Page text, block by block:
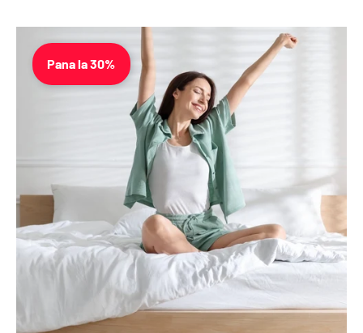
Pana la 30%